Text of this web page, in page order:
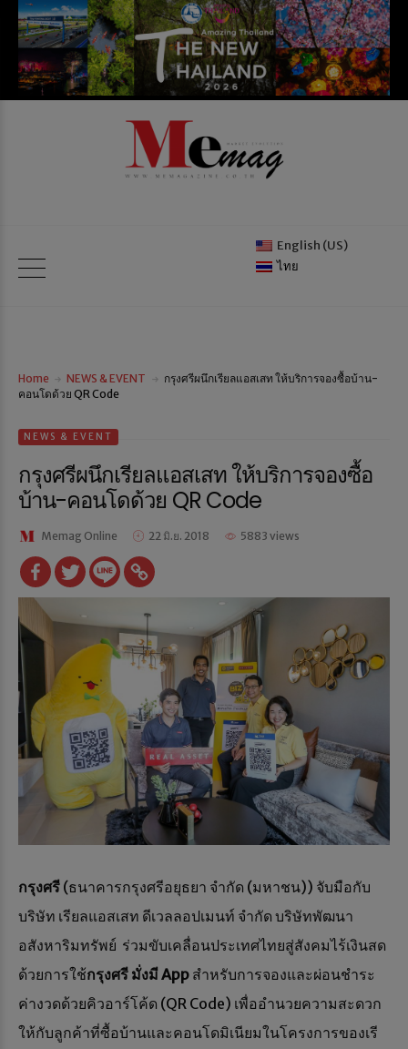
English (US)
ไทย
Home NEWS & EVENT
กรุงศรีผนึกเรียลแอสเสท ให้บริการจองซื้อบ้าน-
คอนโดด้วย QR Code
NEWS & EVENT
กรุงศรีผนึกเรียลแอสเสท ให้บริการจองซื้อ
บ้าน-คอนโดด้วย QR Code
Memag Online 22 มิ.ย. 2018 5883 views
กรุงศรี (ธนาคารกรุงศรีอยุธยา จำกัด (มหาชน)) จับมือกับ
บริษัท เรียลแอสเสท ดีเวลลอปเมนท์ จำกัด บริษัทพัฒนา
อสังหาริมทรัพย์ ร่วมขับเคลื่อนประเทศไทยสู่สังคมไร้เงินสด
ด้วยการใช้กรุงศรี มั่งมีApp สำหรับการจองและผ่อนชำระ
ค่างวดด้วยคิวอาร์โค้ด (QR Code) เพื่ออำนวยความสะดวก
ให้กับลูกค้าที่ซื้อบ้านและคอนโดมิเนียมในโครงการของเรี